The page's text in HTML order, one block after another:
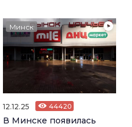
Минск
12.12.25 44420
В Минске появилась